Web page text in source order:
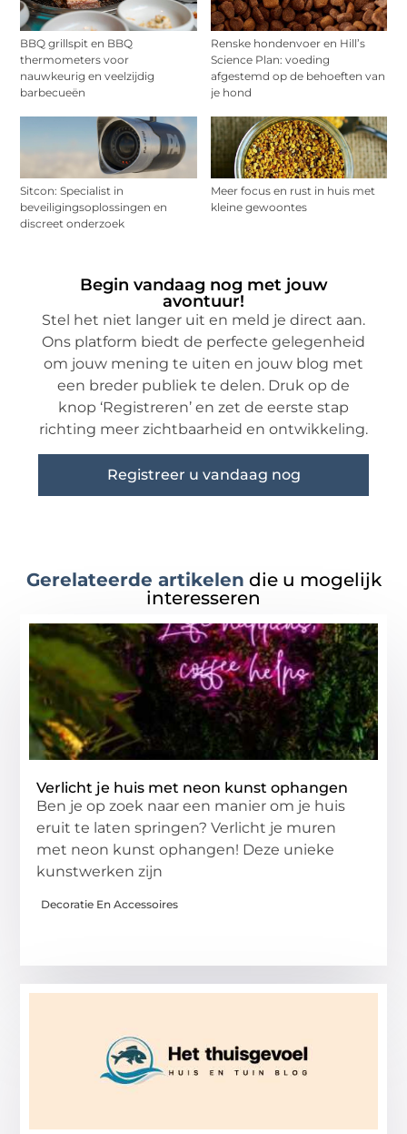
BBQ grillspit en BBQ
thermometers voor
nauwkeurig en veelzijdig
barbecueën
Renske hondenvoer en Hill’s
Science Plan: voeding
afgestemd op de behoeften van
je hond
Sitcon: Specialist in
beveiligingsoplossingen en
discreet onderzoek
Meer focus en rust in huis met
kleine gewoontes
Begin vandaag nog met jouw
avontuur!
Stel het niet langer uit en meld je direct aan.
Ons platform biedt de perfecte gelegenheid
om jouw mening te uiten en jouw blog met
een breder publiek te delen. Druk op de
knop ‘Registreren’ en zet de eerste stap
richting meer zichtbaarheid en ontwikkeling.
Registreer u vandaag nog
Gerelateerde artikelen die u mogelijk
interesseren
Verlicht je huis met neon kunst ophangen
Ben je op zoek naar een manier om je huis
eruit te laten springen? Verlicht je muren
met neon kunst ophangen! Deze unieke
kunstwerken zijn
Decoratie En Accessoires